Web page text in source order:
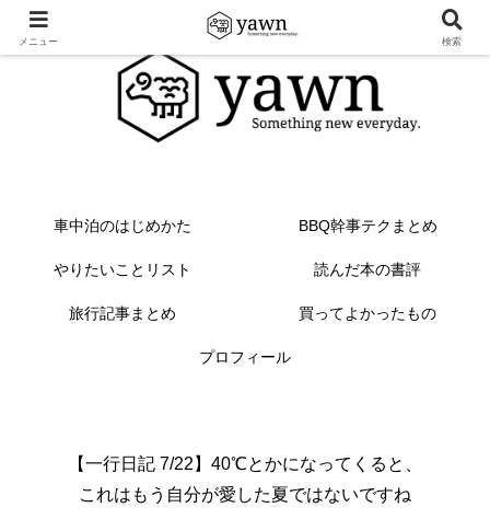
車中泊のはじめかた BBQ幹事テクまとめ
やりたいことリスト 読んだ本の書評
旅行記事まとめ 買ってよかったもの
プロフィール
【一行日記 7/22】40℃とかになってくると、
これはもう自分が愛した夏ではないですね
メニュー 検索